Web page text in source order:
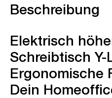
Beschreibung
Elektrisch
Schreibtisch Y-
Ergonomische
Dein